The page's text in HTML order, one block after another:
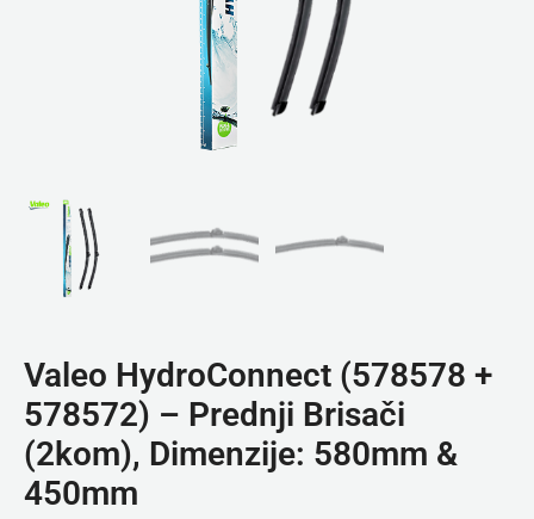
Valeo HydroConnect (578578 +
578572) – Prednji Brisači
(2kom), Dimenzije: 580mm &
450mm